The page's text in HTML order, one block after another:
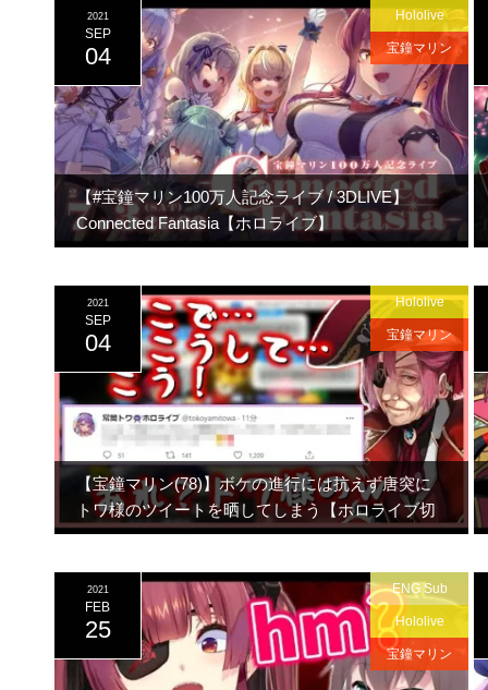
【#宝鐘マリン100万人記念ライブ / 3DLIVE】
Connected Fantasia【ホロライブ】
2021
SEP
04
Hololive
宝鐘マリン
【宝鐘マリン(78)】ボケの進行には抗えず唐突に
トワ様のツイートを晒してしまう【ホロライブ切
り抜き】
2021
SEP
04
Hololive
宝鐘マリン
2021
FEB
25
ENG Sub
Hololive
宝鐘マリン